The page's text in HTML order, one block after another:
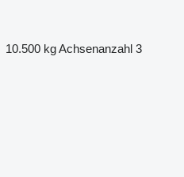
10.500 kgAchsenanzahl 3